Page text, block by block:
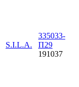
S.I.L.A.
335033-
П29
191037